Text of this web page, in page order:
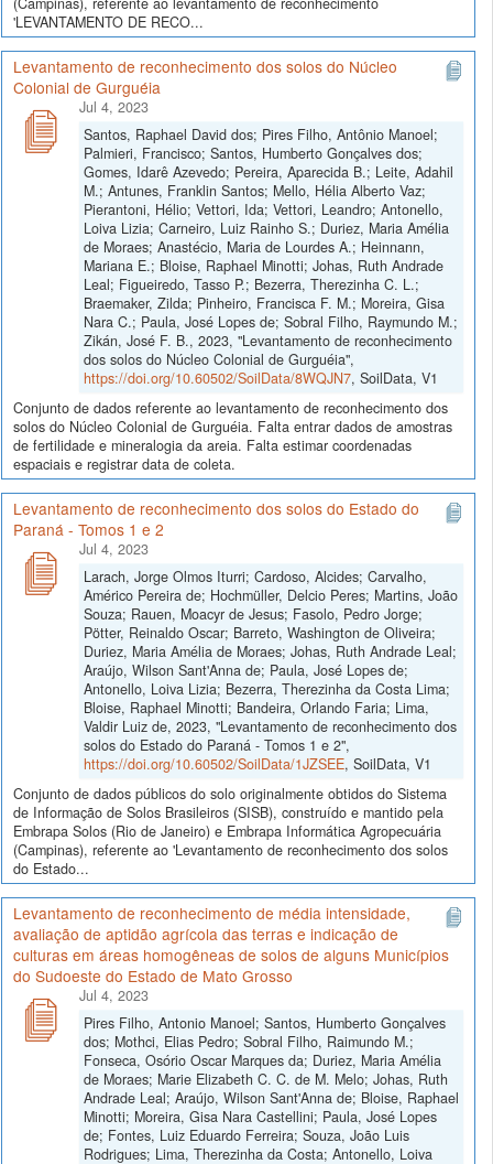
'LEVANTAMENTO DE RECO...
Levantamento de reconhecimento dos solos do Núcleo
Colonial de Gurguéia
Jul 4, 2023
Santos, Raphael David dos; Pires Filho, Antônio Manoel;
Palmieri, Francisco; Santos, Humberto Gonçalves dos;
Gomes, Idarê Azevedo; Pereira, Aparecida B.; Leite, Adahil
M.; Antunes, Franklin Santos; Mello, Hélia Alberto Vaz;
Pierantoni, Hélio; Vettori, Ida; Vettori, Leandro; Antonello,
Loiva Lizia; Carneiro, Luiz Rainho S.; Duriez, Maria Amélia
de Moraes; Anastécio, Maria de Lourdes A.; Heinnann,
Mariana E.; Bloise, Raphael Minotti; Johas, Ruth Andrade
Leal; Figueiredo, Tasso P.; Bezerra, Therezinha C. L.;
Braemaker, Zilda; Pinheiro, Francisca F. M.; Moreira, Gisa
Nara C.; Paula, José Lopes de; Sobral Filho, Raymundo M.;
Zikán, José F. B., 2023, "Levantamento de reconhecimento
dos solos do Núcleo Colonial de Gurguéia",
https://doi.org/10.60502/SoilData/8WQJN7, SoilData, V1
Conjunto de dados referente ao levantamento de reconhecimento dos
solos do Núcleo Colonial de Gurguéia. Falta entrar dados de amostras
de fertilidade e mineralogia da areia. Falta estimar coordenadas
espaciais e registrar data de coleta.
Levantamento de reconhecimento dos solos do Estado do
Paraná - Tomos 1 e 2
Jul 4, 2023
Larach, Jorge Olmos Iturri; Cardoso, Alcides; Carvalho,
Américo Pereira de; Hochmüller, Delcio Peres; Martins, João
Souza; Rauen, Moacyr de Jesus; Fasolo, Pedro Jorge;
Pötter, Reinaldo Oscar; Barreto, Washington de Oliveira;
Duriez, Maria Amélia de Moraes; Johas, Ruth Andrade Leal;
Araújo, Wilson Sant'Anna de; Paula, José Lopes de;
Antonello, Loiva Lizia; Bezerra, Therezinha da Costa Lima;
Bloise, Raphael Minotti; Bandeira, Orlando Faria; Lima,
Valdir Luiz de, 2023, "Levantamento de reconhecimento dos
solos do Estado do Paraná - Tomos 1 e 2",
https://doi.org/10.60502/SoilData/1JZSEE, SoilData, V1
Conjunto de dados públicos do solo originalmente obtidos do Sistema
de Informação de Solos Brasileiros (SISB), construído e mantido pela
Embrapa Solos (Rio de Janeiro) e Embrapa Informática Agropecuária
(Campinas), referente ao 'Levantamento de reconhecimento dos solos
do Estado...
Levantamento de reconhecimento de média intensidade,
avaliação de aptidão agrícola das terras e indicação de
culturas em áreas homogêneas de solos de alguns Municípios
do Sudoeste do Estado de Mato Grosso
Jul 4, 2023
Pires Filho, Antonio Manoel; Santos, Humberto Gonçalves
dos; Mothci, Elias Pedro; Sobral Filho, Raimundo M.;
Fonseca, Osório Oscar Marques da; Duriez, Maria Amélia
de Moraes; Marie Elizabeth C. C. de M. Melo; Johas, Ruth
Andrade Leal; Araújo, Wilson Sant'Anna de; Bloise, Raphael
Minotti; Moreira, Gisa Nara Castellini; Paula, José Lopes
de; Fontes, Luiz Eduardo Ferreira; Souza, João Luis
Rodrigues; Lima, Therezinha da Costa; Antonello, Loiva